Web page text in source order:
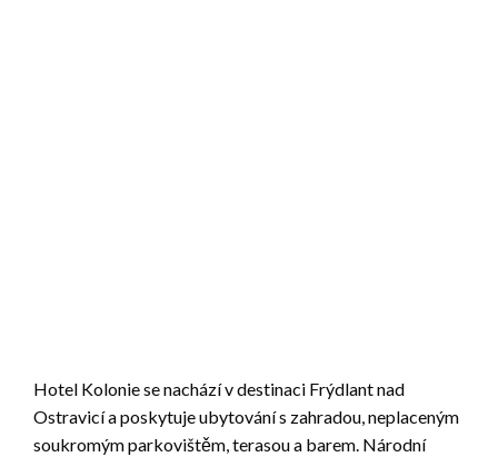
Hotel Kolonie se nachází v destinaci Frýdlant nad
Ostravicí a poskytuje ubytování s zahradou, neplaceným
soukromým parkovištěm, terasou a barem. Národní